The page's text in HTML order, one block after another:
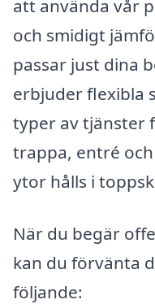
att använda vår
och smidigt
passar just dina
erbjuder flexibla
typer av tjänster
trappa, entré
ytor hålls i
När du begär
kan du förvänta
följande: